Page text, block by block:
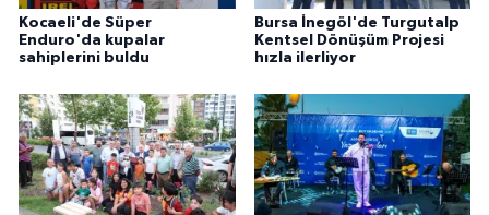
Kocaeli'de Süper
Enduro'da kupalar
sahiplerini buldu
Bursa İnegöl'de Turgutalp
Kentsel Dönüşüm Projesi
hızla ilerliyor